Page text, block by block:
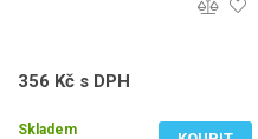
356 Kč s DPH
Skladem